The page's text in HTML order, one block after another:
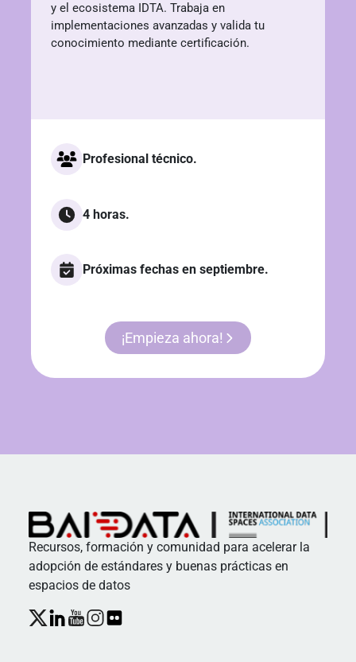
y el ecosistema IDTA. Trabaja en
implementaciones avanzadas y valida tu
conocimiento mediante certificación.
Profesional técnico.
4 horas.
Próximas fechas en septiembre.
¡Empieza ahora!
Recursos, formación y comunidad para acelerar la
adopción de estándares y buenas prácticas en
espacios de datos